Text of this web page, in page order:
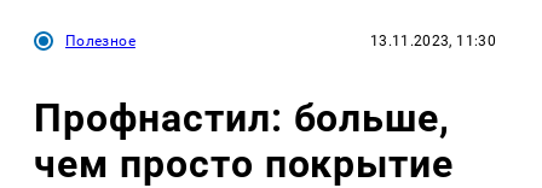
Полезное 13.11.2023, 11:30
Профнастил: больше,
чем просто покрытие